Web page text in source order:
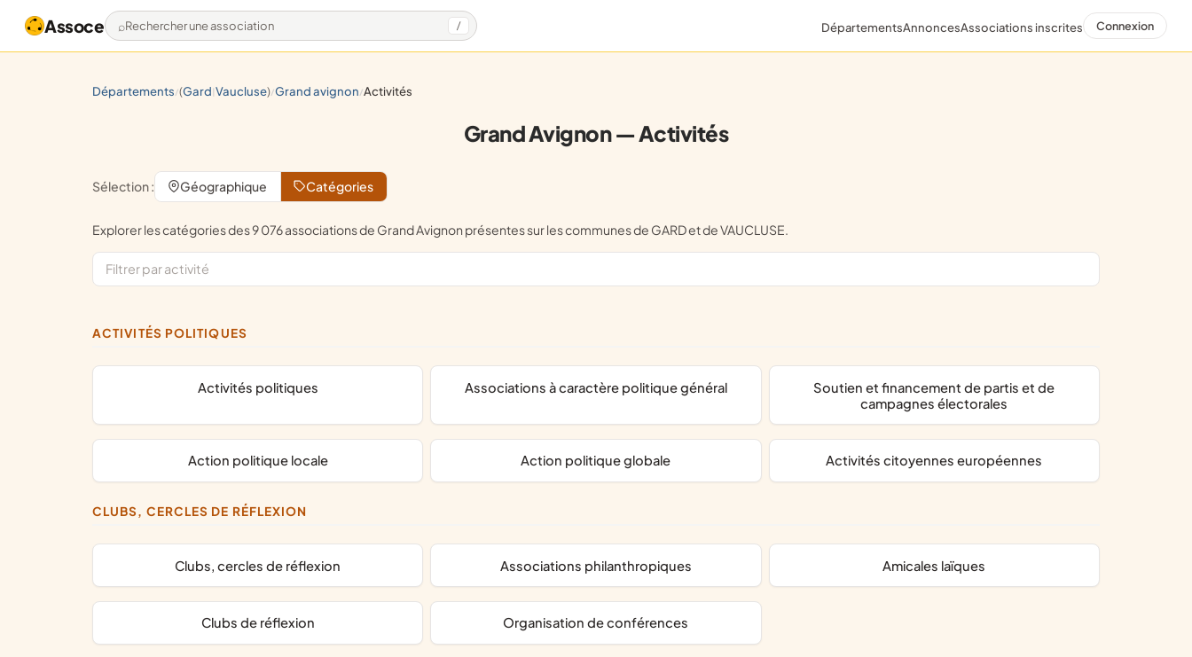
Assoce Rechercher une association / DépartementsAnnoncesAssociations inscrites Connexion
départements/( gard| vaucluse)/ grand avignon/ activités
Grand Avignon — Activités
Sélection : Géographique Catégories
Explorer les catégories des 9 076 associations de Grand Avignon présentes sur les communes de GARD et de VAUCLUSE.
ACTIVITÉS POLITIQUES
activités politiques associations à caractère politique général
soutien et financement de partis et de
campagnes électorales
action politique locale action politique globale activités citoyennes européennes
CLUBS, CERCLES DE RÉFLEXION
clubs, cercles de réflexion associations philanthropiques amicales laïques
clubs de réflexion organisation de conférences